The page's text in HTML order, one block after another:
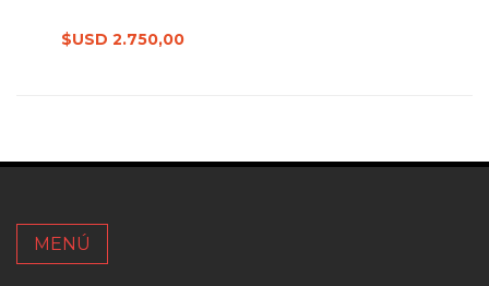
$USD 2.750,00
MENÚ